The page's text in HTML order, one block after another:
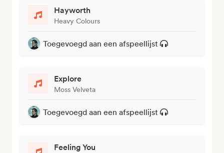
Hayworth
Heavy Colours
Toegevoegd aan een afspeellijst
Explore
Moss Velveta
Toegevoegd aan een afspeellijst
Feeling You